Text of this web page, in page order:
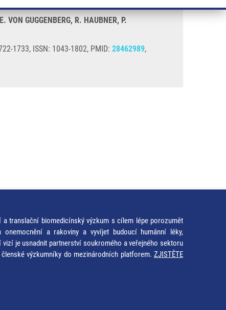
VON GUGGENBERG, R. HAUBNER, P.
1733, ISSN: 1043-1802, PMID: 28462989,
translační biomedicínský výzkum s cílem lépe porozumět
a rakoviny a vyvíjet budoucí humánní léky,
je usnadnit partnerství soukromého a veřejného sektoru
výzkumníky do mezinárodních platforem. ZJISTĚTE